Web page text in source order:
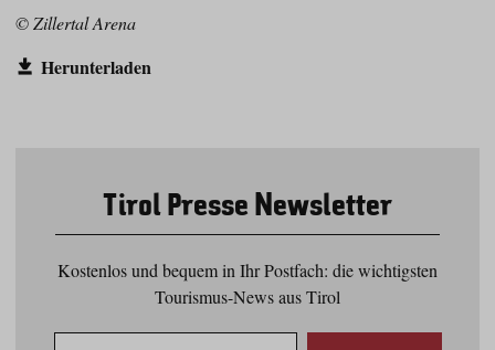
© Zillertal Arena
Herunterladen
Tirol Presse Newsletter
Kostenlos und bequem in Ihr Postfach: die wichtigsten
Tourismus-News aus Tirol